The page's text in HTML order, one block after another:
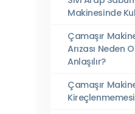
Makinesinde
Çamaşır
Arızası Neden
Anlaşılır?
Çamaşır
Kireçlenmemesi